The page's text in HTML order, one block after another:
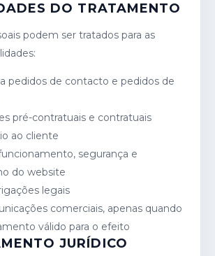
DO TRATAMENTO
podem ser tratados para as
pedidos de contacto e pedidos de
pré-contratuais e contratuais
ao cliente
segurança e
do website
legais
comerciais, apenas quando
válido para o efeito
JURÍDICO